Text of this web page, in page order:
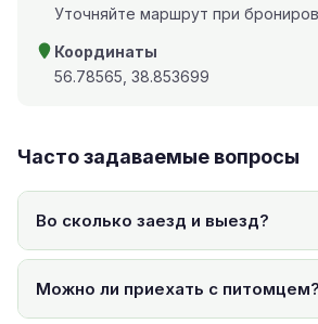
Уточняйте маршрут при
Координаты
56.78565, 38.853699
Часто задаваемые вопросы
Во сколько заезд и выезд?
Можно ли приехать с питомцем?